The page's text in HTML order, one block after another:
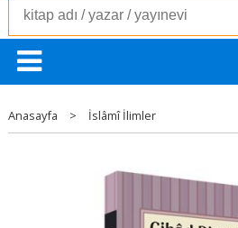
Anasayfa > İslâmî İlimler